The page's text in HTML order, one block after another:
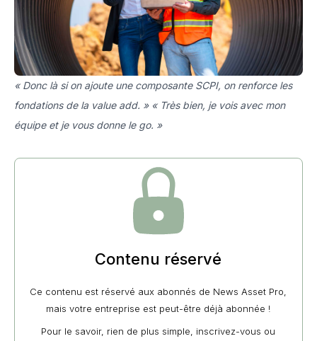
« Donc là si on ajoute une composante SCPI, on renforce les
fondations de la value add. » « Très bien, je vois avec mon
équipe et je vous donne le go. »
Contenu réservé
Ce contenu est réservé aux abonnés de News Asset Pro,
mais votre entreprise est peut-être déjà abonnée !
Pour le savoir, rien de plus simple, inscrivez-vous ou